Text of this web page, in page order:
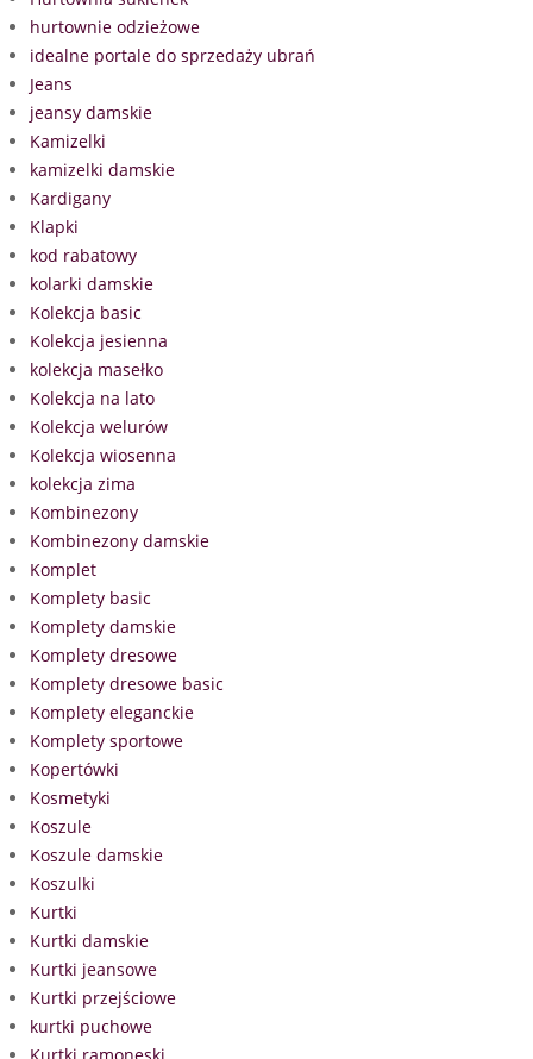
hurtownie odzieżowe
idealne portale do sprzedaży ubrań
Jeans
jeansy damskie
Kamizelki
kamizelki damskie
Kardigany
Klapki
kod rabatowy
kolarki damskie
Kolekcja basic
Kolekcja jesienna
kolekcja masełko
Kolekcja na lato
Kolekcja welurów
Kolekcja wiosenna
kolekcja zima
Kombinezony
Kombinezony damskie
Komplet
Komplety basic
Komplety damskie
Komplety dresowe
Komplety dresowe basic
Komplety eleganckie
Komplety sportowe
Kopertówki
Kosmetyki
Koszule
Koszule damskie
Koszulki
Kurtki
Kurtki damskie
Kurtki jeansowe
Kurtki przejściowe
kurtki puchowe